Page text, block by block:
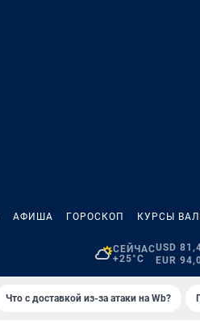
АФИША ГОРОСКОП КУРСЫ
СЕЙЧАС
+25°C
USD
EUR
Что с доставкой из-за атаки на Wb?